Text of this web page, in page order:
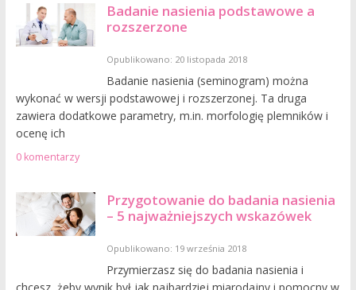
Badanie nasienia podstawowe a
rozszerzone
Opublikowano: 20 listopada 2018
Badanie nasienia (seminogram) można
wykonać w wersji podstawowej i rozszerzonej. Ta druga
zawiera dodatkowe parametry, m.in. morfologię plemników i
ocenę ich
0 komentarzy
Przygotowanie do badania nasienia
– 5 najważniejszych wskazówek
Opublikowano: 19 września 2018
Przymierzasz się do badania nasienia i
chcesz, żeby wynik był jak najbardziej miarodajny i pomocny w